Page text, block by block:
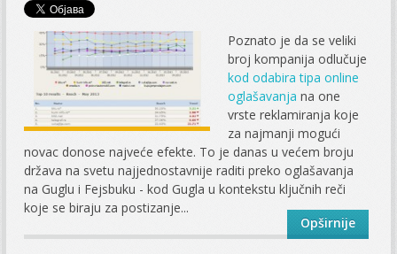
Poznato je da se veliki
broj kompanija odlučuje
kod odabira tipa online
oglašavanja na one
vrste reklamiranja koje
za najmanji mogući
novac donose najveće efekte. To je danas u većem broju
država na svetu najjednostavnije raditi preko oglašavanja
na Guglu i Fejsbuku - kod Gugla u kontekstu ključnih reči
koje se biraju za postizanje...
Opširnije